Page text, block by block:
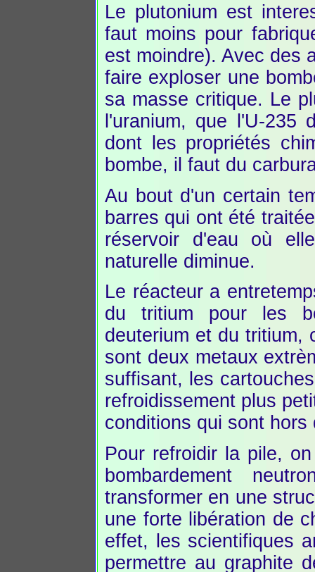
Le plutonium est
faut moins pour
est moindre). Avec des
faire exploser une
sa masse critique. Le
l'uranium, que l'U-235
dont les propriétés
bombe, il faut du
Au bout d'un certain
barres qui ont été
réservoir d'eau où
naturelle diminue.
Le réacteur a
du tritium pour les
deuterium et du tritium,
sont deux metaux
suffisant, les
refroidissement plus
conditions qui sont hors
Pour refroidir la pile,
bombardement
transformer en une
une forte libération de
effet, les scientifiques
permettre au graphite